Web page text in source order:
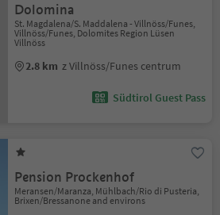
Dolomina
St. Magdalena/S. Maddalena - Villnöss/Funes,
Villnöss/Funes, Dolomites Region Lüsen
Villnöss
2.8 km z Villnöss/Funes centrum
Südtirol Guest Pass
Pension Prockenhof
Meransen/Maranza, Mühlbach/Rio di Pusteria,
Brixen/Bressanone and environs